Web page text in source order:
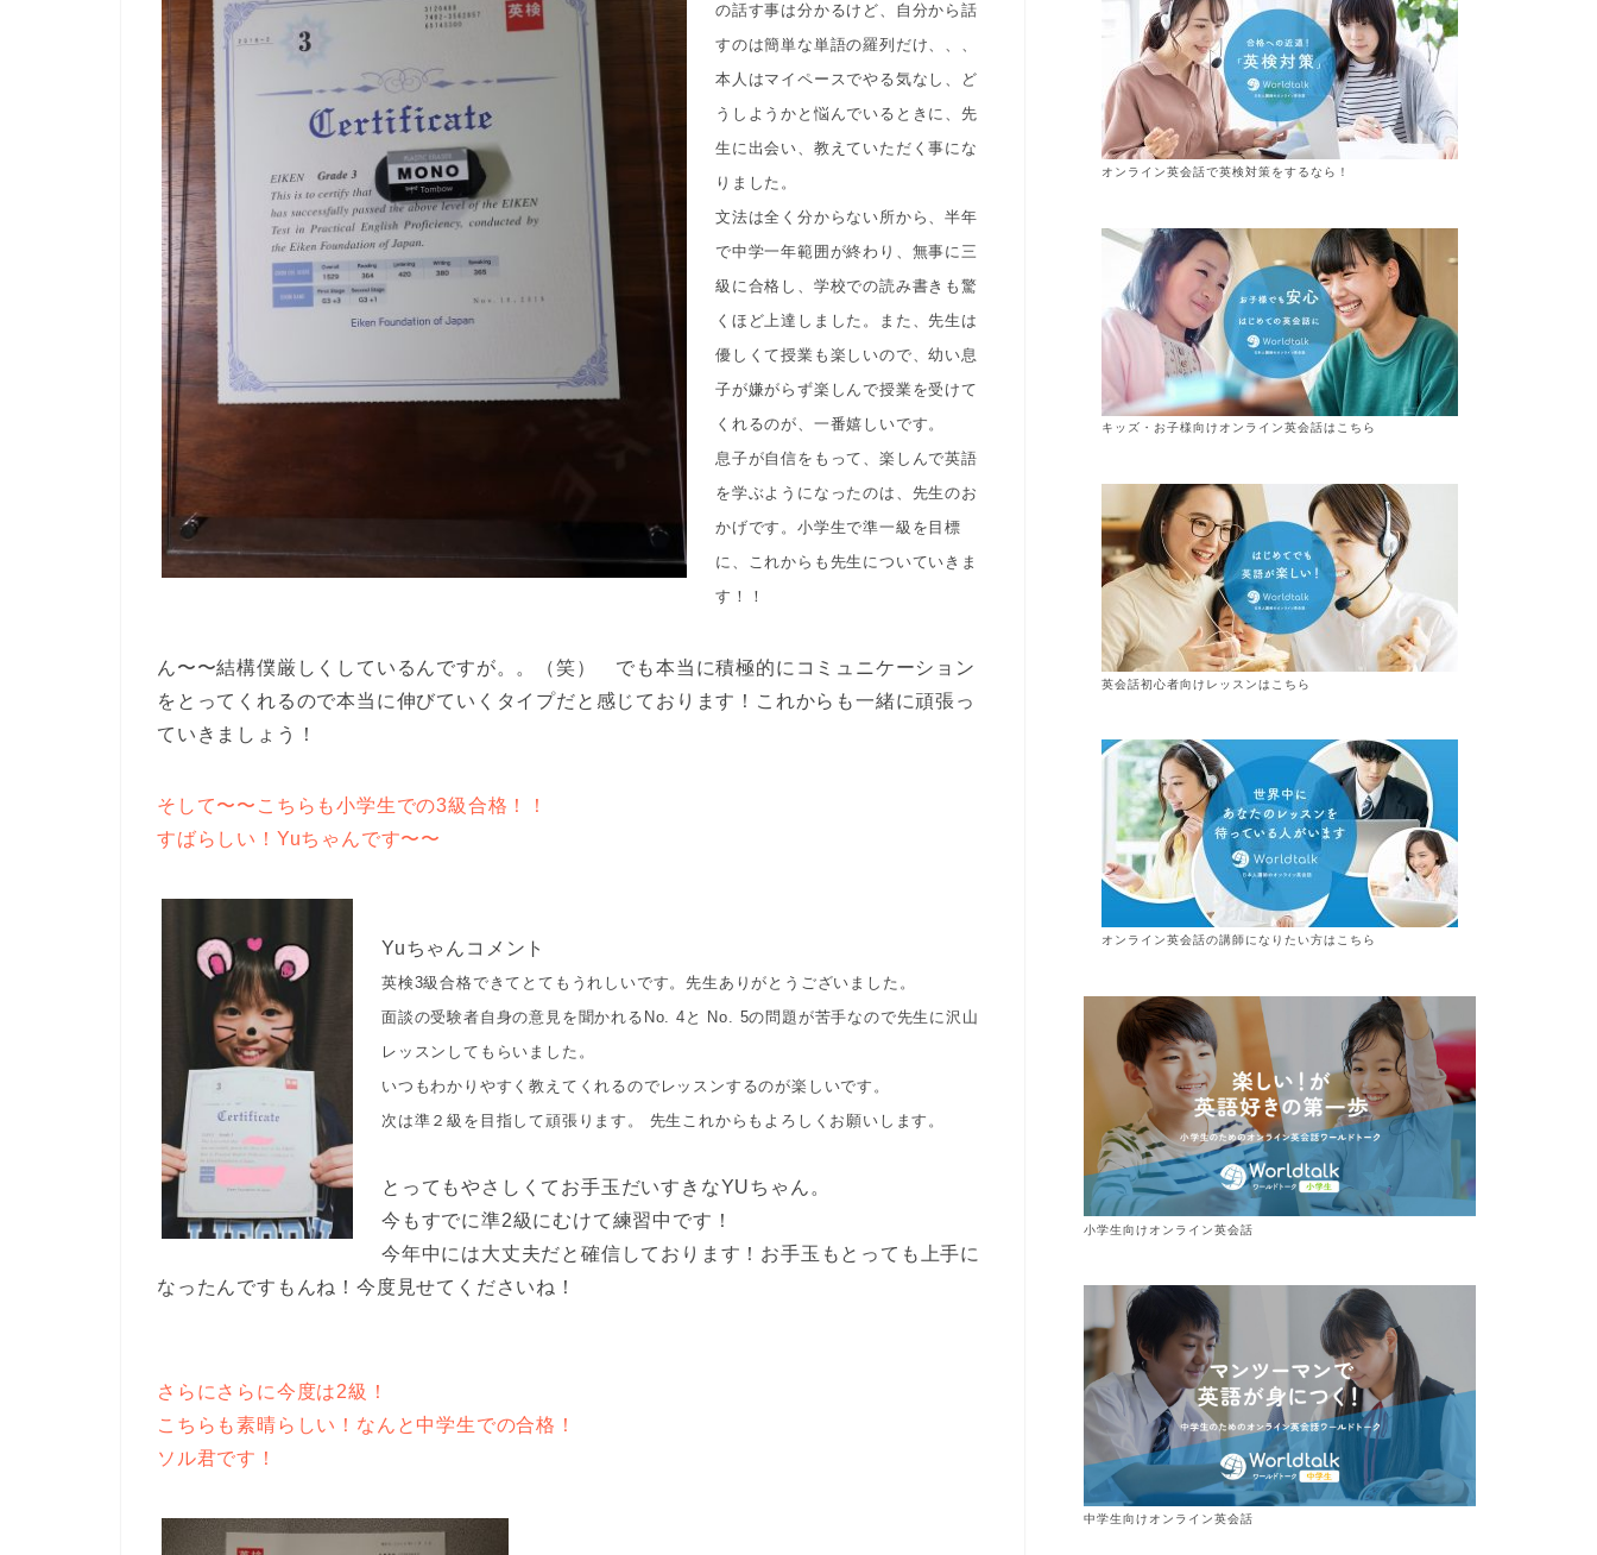
の話す事は分かるけど、自分から話
すのは簡単な単語の羅列だけ、、、
本人はマイペースでやる気なし、ど
うしようかと悩んでいるときに、先
生に出会い、教えていただく事にな
りました。
文法は全く分からない所から、半年
で中学一年範囲が終わり、無事に三
級に合格し、学校での読み書きも驚
くほど上達しました。また、先生は
優しくて授業も楽しいので、幼い息
子が嫌がらず楽しんで授業を受けて
くれるのが、一番嬉しいです。
息子が自信をもって、楽しんで英語
を学ぶようになったのは、先生のお
かげです。小学生で準一級を目標
に、これからも先生についていきま
す！！
ん〜〜結構僕厳しくしているんですが。。（笑） でも本当に積極的にコミュニケーション
をとってくれるので本当に伸びていくタイプだと感じております！これからも一緒に頑張っ
ていきましょう！
そして〜〜こちらも小学生での3級合格！！
すばらしい！Yuちゃんです〜〜
Yuちゃんコメント
英検3級合格できてとてもうれしいです。先生ありがとうございました。
面談の受験者自身の意見を聞かれるNo. 4と No. 5の問題が苦手なので先生に沢山
レッスンしてもらいました。
いつもわかりやすく教えてくれるのでレッスンするのが楽しいです。
次は準２級を目指して頑張ります。 先生これからもよろしくお願いします。
とってもやさしくてお手玉だいすきなYUちゃん。
今もすでに準2級にむけて練習中です！
今年中には大丈夫だと確信しております！お手玉もとっても上手に
なったんですもんね！今度見せてくださいね！
さらにさらに今度は2級！
こちらも素晴らしい！なんと中学生での合格！
ソル君です！
オンライン英会話で英検対策をするなら！
キッズ・お子様向けオンライン英会話はこちら
英会話初心者向けレッスンはこちら
オンライン英会話の講師になりたい方はこちら
小学生向けオンライン英会話
中学生向けオンライン英会話